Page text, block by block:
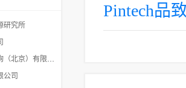
研究所
京）有限公司
公司
Pintech品